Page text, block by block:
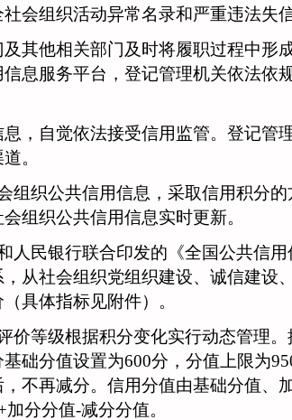
会组织活动异常名录和严重违法失
他相关部门及时将履职过程中形
息服务平台，登记管理机关依法依
自觉依法接受信用监管。登记管
。
组织公共信用信息，采取信用积分
组织公共信用信息实时更新。
人民银行联合印发的《全国公共信
从社会组织党组织建设、诚信建设
具体指标见附件）。
价等级根据积分变化实行动态管理
础分值设置为600分，分值上限为
不再减分。信用分值由基础分值、
分分值-减分分值。